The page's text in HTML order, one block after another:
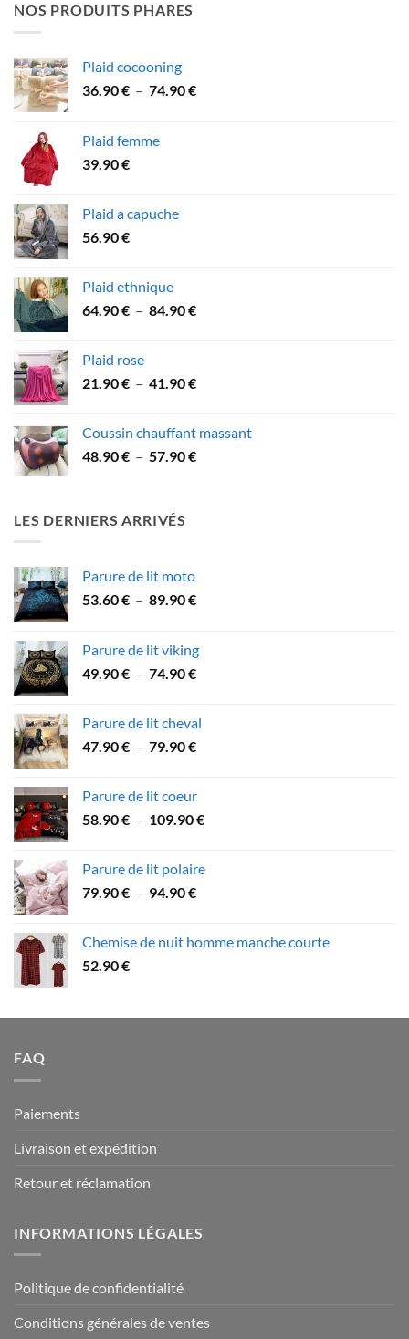
NOS PRODUITS PHARES
Plaid cocooning
36.90€ – 74.90€Plage
Plaid femme
39.90€
Plaid a capuche
56.90€
Plaid ethnique
64.90€ – 84.90€Plage
à
Plaid rose
21.90€ – 41.90€Plage
21.90 €
à
Coussin chauffant massant
48.90€ – 57.90€Plage
LES DERNIERS ARRIVÉS
Parure de lit moto
53.60€ – 89.90€Plage
53.60 €
à
Parure de lit viking
49.90€ – 74.90€Plage
49.90 €
à
Parure de lit cheval
47.90€ – 79.90€Plage
à
Parure de lit coeur
58.90€ – 109.90€Plage
58.90 €
Parure de lit polaire
79.90€ – 94.90€Plage
79.90 €
Chemise de nuit homme manche courte
52.90€
FAQ
Paiements
Livraison et expédition
Retour et réclamation
INFORMATIONS LÉGALES
Politique de confidentialité
Conditions générales de ventes